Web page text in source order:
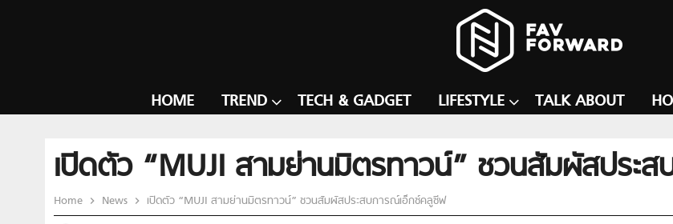
HOME TREND TECH & GADGET LIFESTYLE TALK ABOUT
เปิดตัว “MUJI สามย่านมิตรทาวน์” ชวนสัมผัสประ
Home News เปิดตัว “MUJI สามย่านมิตรทาวน์” ชวนสัมผัสประสบการณ์เอ็กซ์คลูซีฟ